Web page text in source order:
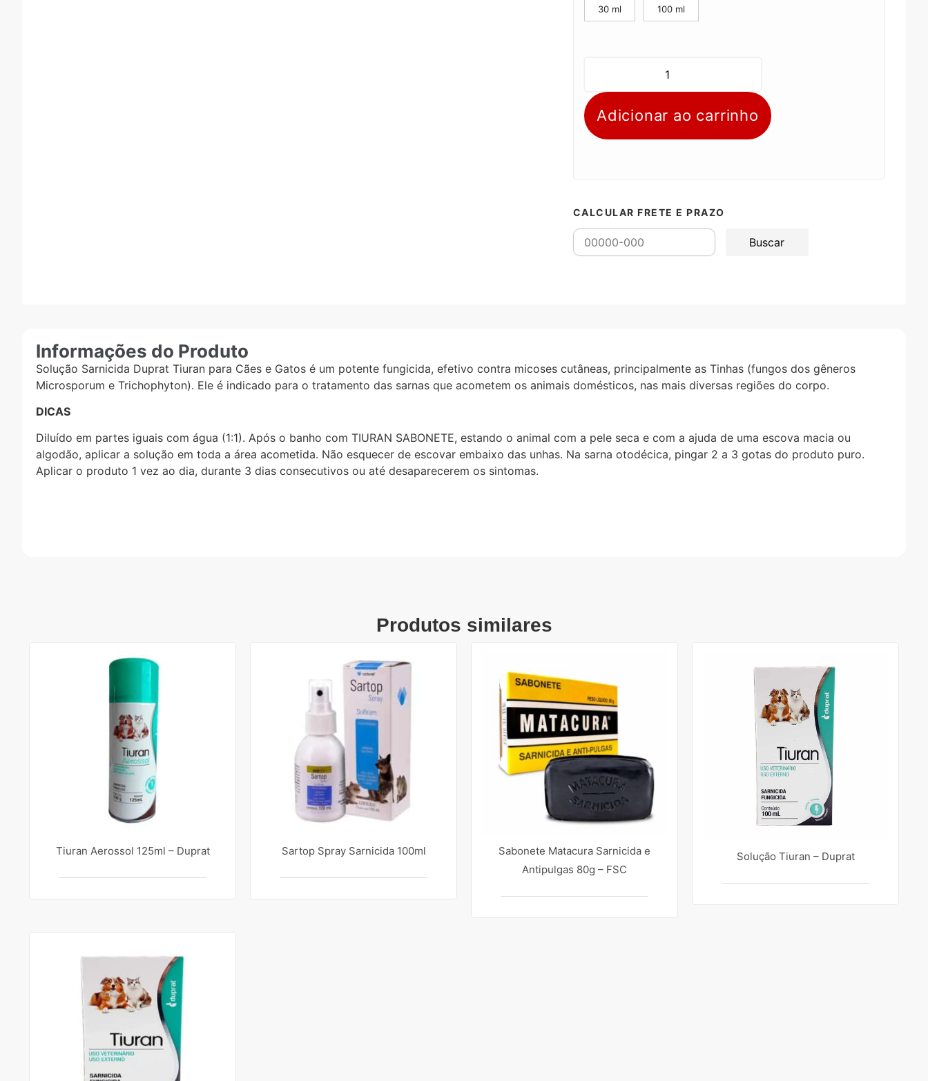
30 ml 100 ml
Adicionar ao carrinho
CALCULAR FRETE E PRAZO
Informações do Produto
Solução Sarnicida Duprat Tiuran para Cães e Gatos é um potente fungicida, efetivo contra micoses cutâneas, principalmente as Tinhas (fungos dos gêneros
Microsporum e Trichophyton). Ele é indicado para o tratamento das sarnas que acometem os animais domésticos, nas mais diversas regiões do corpo.
DICAS
Diluído em partes iguais com água (1:1). Após o banho com TIURAN SABONETE, estando o animal com a pele seca e com a ajuda de uma escova macia ou
algodão, aplicar a solução em toda a área acometida. Não esquecer de escovar embaixo das unhas. Na sarna otodécica, pingar 2 a 3 gotas do produto puro.
Aplicar o produto 1 vez ao dia, durante 3 dias consecutivos ou até desaparecerem os sintomas.
Produtos similares
Tiuran Aerossol 125ml – Duprat Sartop Spray Sarnicida 100ml
Sabonete Matacura Sarnicida e
Antipulgas 80g – FSC
Solução Tiuran – Duprat